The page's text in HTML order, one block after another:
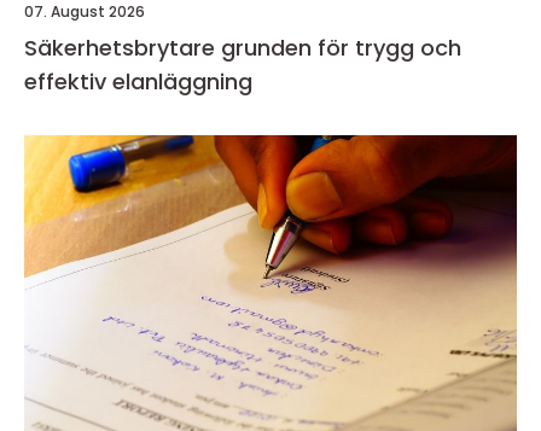
07. August 2026
Säkerhetsbrytare grunden för trygg och
effektiv elanläggning